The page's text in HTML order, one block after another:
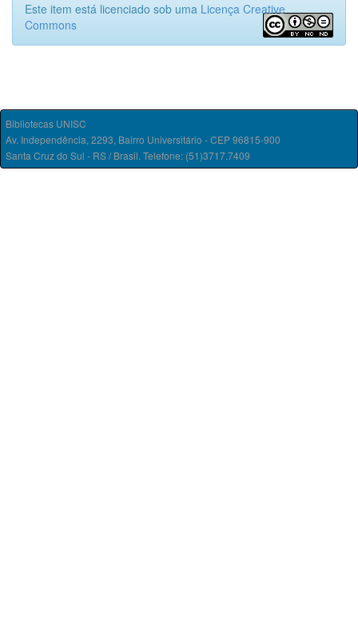
Este item está licenciado sob uma Licença Creative
Commons
Bibliotecas UNISC
Av. Independência, 2293, Bairro Universitário - CEP 96815-900
Santa Cruz do Sul - RS / Brasil. Telefone: (51)3717.7409